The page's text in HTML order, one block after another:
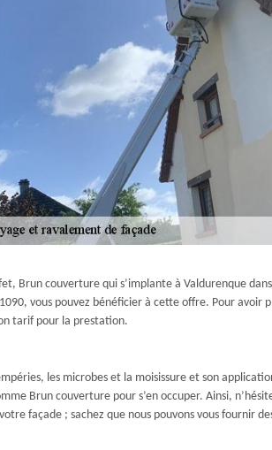
Brun couverture qui s’implante à Valdurenque
vous pouvez bénéficier à cette offre. Pour avoir
tarif pour la prestation.
les microbes et la moisissure et son
Brun couverture pour s’en occuper. Ainsi,
façade ; sachez que nous pouvons vous fournir